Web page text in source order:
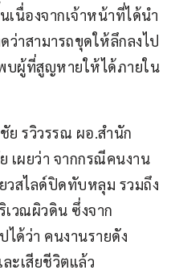
นื่องจากเจ้าหน้าที่ได้นำ
าสามารถขุดให้ลึกลงไป
บผู้ที่สูญหายให้ได้ภายใน
ย รวิวรรณ ผอ.สำนัก
เผยว่า จากกรณีคนงาน
สไลด์ปิดทับหลุม รวมถึง
วณผิวดิน ซึ่งจาก
ได้ว่า คนงานรายดัง
ะเสียชีวิตแล้ว